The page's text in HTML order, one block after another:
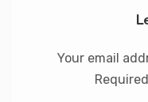
Your email